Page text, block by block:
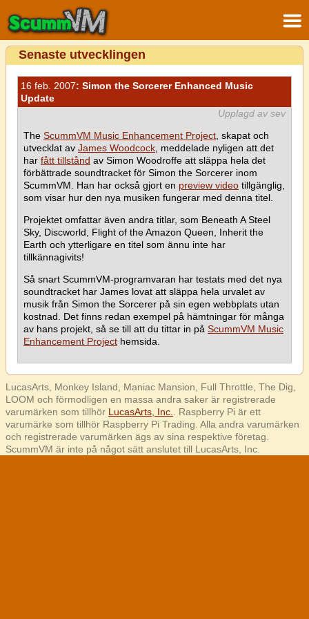
Senaste utvecklingen
16 feb. 2007: Simon the Sorcerer Enhanced Music
Update
Upplagd av sev
The ScummVM Music Enhancement Project , skapat och
utvecklat av James Woodcock , meddelade nyligen att det
har fått tillstånd av Simon Woodroffe att släppa hela det
förbättrade soundtracket för Simon the Sorcerer inom
ScummVM. Han har också gjort en preview video tillgänglig,
som visar hur den nya musiken fungerar med denna titel.
Projektet omfattar även andra titlar, som Beneath A Steel
Sky, Discworld, Flight of the Amazon Queen, Inherit the
Earth och ytterligare en titel som ännu inte har
tillkännagivits!
Så snart ScummVM-programvaran har testats med det nya
soundtracket har James lovat att släppa hela urvalet av
musik från Simon the Sorcerer på sin egen webbplats utan
kostnad. Det finns redan exempel på hämtningar för många
av hans projekt, så se till att du tittar in på ScummVM Music
Enhancement Project hemsida.
LucasArts, Monkey Island, Maniac Mansion, Full Throttle, The Dig,
LOOM och förmodligen en massa andra saker är registrerade
varumärken som tillhör LucasArts, Inc.
. Raspberry Pi är ett
varumärke som tillhör Raspberry Pi Trading. Alla andra varumärken
och registrerade varumärken ägs av sina respektive företag.
ScummVM är inte på något sätt anslutet till LucasArts, Inc.